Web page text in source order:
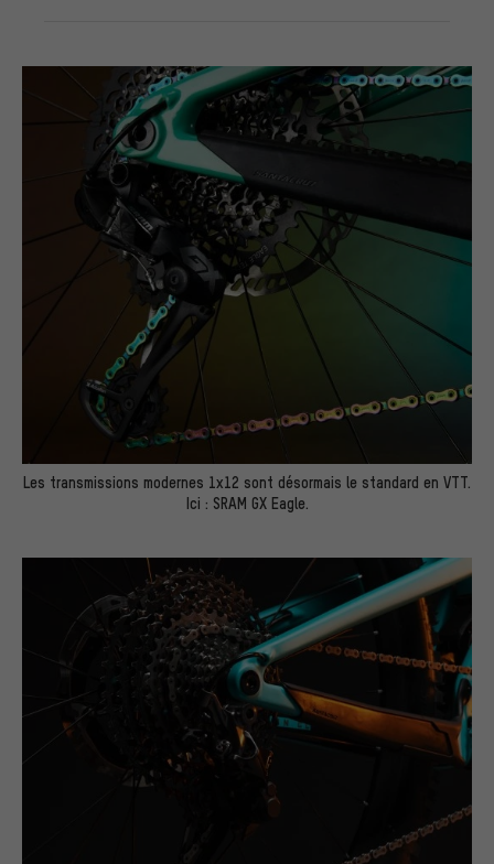
Les transmissions modernes 1x12 sont désormais le standard en VTT.
Ici : SRAM GX Eagle.